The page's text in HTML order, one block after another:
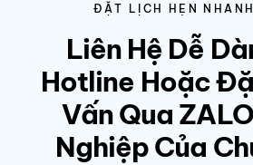
ĐẶT LỊCH HẸN
Liên Hệ Dễ
Hotline Hoặc
Vấn Qua
Nghiệp Của